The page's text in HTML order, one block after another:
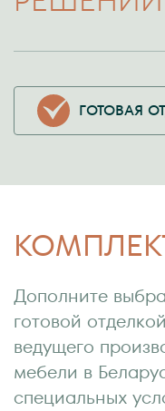
ГОТОВАЯ
Дополните
готовой
ведущего
мебели в
специальных